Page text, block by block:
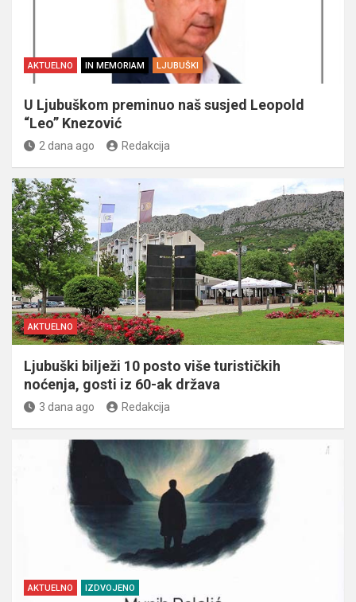
AKTUELNO IN MEMORIAM LJUBUŠKI
U Ljubuškom preminuo naš susjed Leopold
“Leo” Knezović
2 dana ago Redakcija
AKTUELNO
Ljubuški bilježi 10 posto više turističkih
noćenja, gosti iz 60-ak država
3 dana ago Redakcija
AKTUELNO IZDVOJENO